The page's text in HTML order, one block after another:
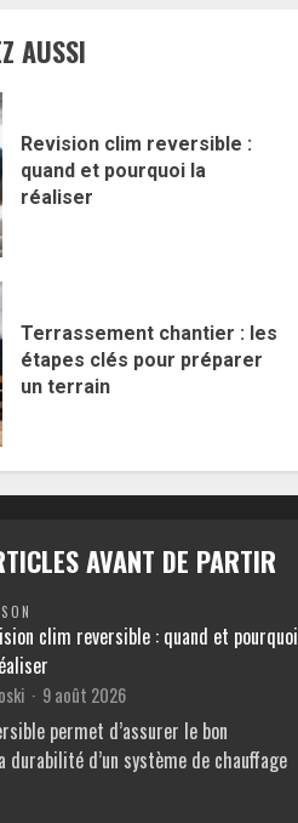
AUSSI
Revision clim reversible :
quand et pourquoi la
réaliser
Terrassement chantier : les
étapes clés pour préparer
un terrain
AVANT DE PARTIR
clim reversible : quand et pourquoi
9 août 2026
permet d’assurer le bon
d’un système de chauffage